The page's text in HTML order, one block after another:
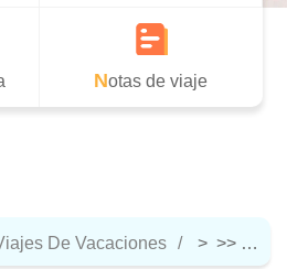
Notas de viaje
De Vacaciones > >>